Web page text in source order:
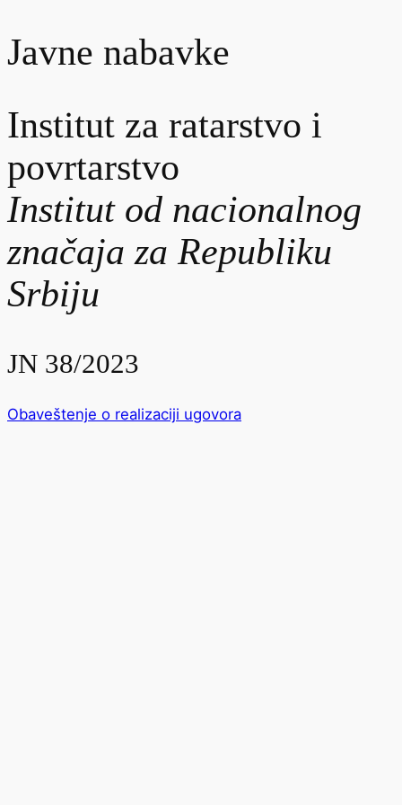
Javne nabavke
Institut za ratarstvo i
povrtarstvo
Institut od nacionalnog
značaja za Republiku
Srbiju
JN 38/2023
Obaveštenje o realizaciji ugovora